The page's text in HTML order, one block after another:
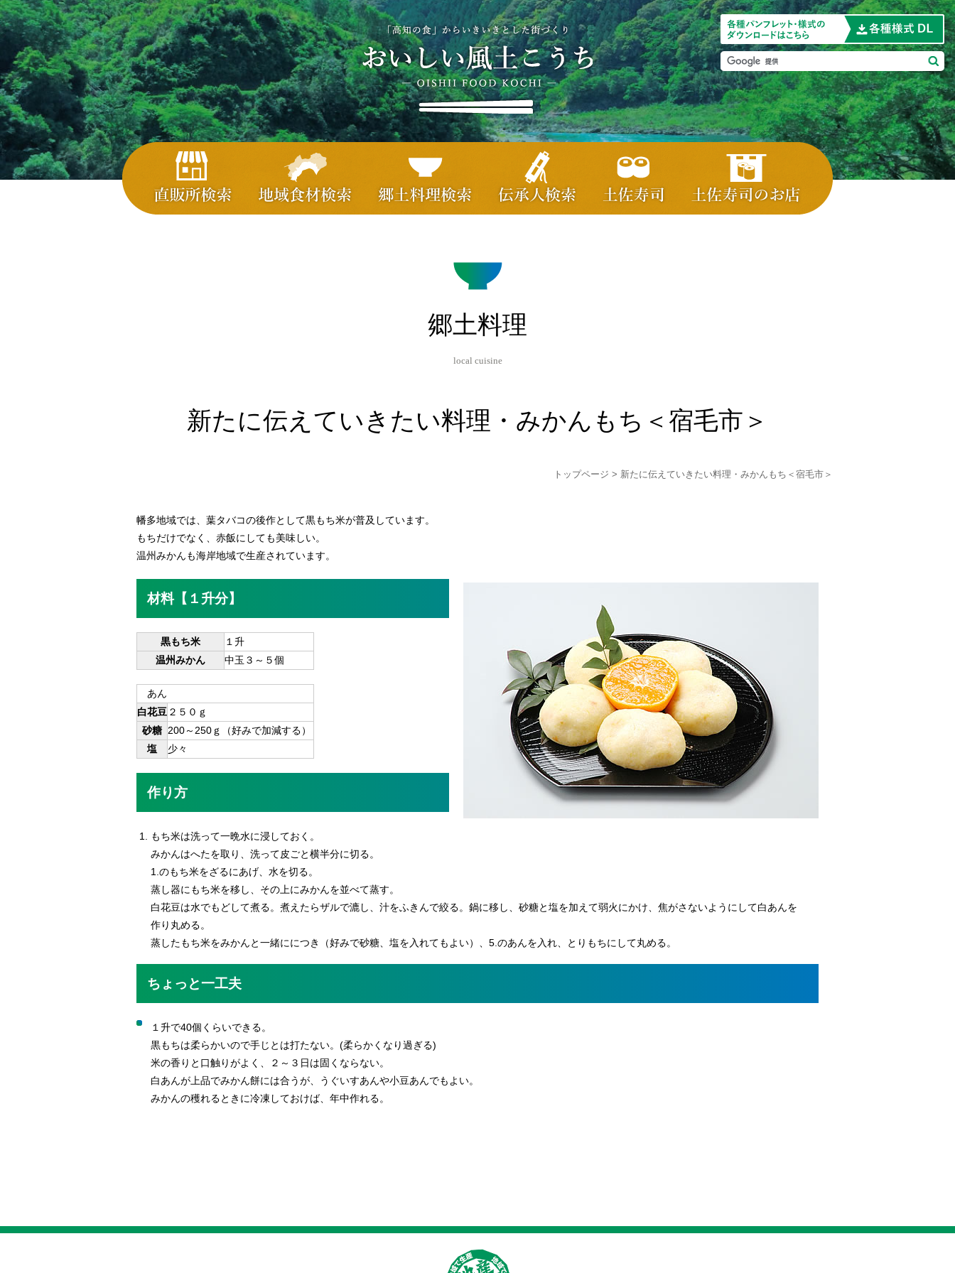
郷土料理
local cuisine
新たに伝えていきたい料理・みかんもち＜宿毛市＞
トップページ > 新たに伝えていきたい料理・みかんもち＜宿毛市＞
幡多地域では、葉タバコの後作として黒もち米が普及しています。
もちだけでなく、赤飯にしても美味しい。
温州みかんも海岸地域で生産されています。
材料【１升分】
黒もち米
１升
温州みかん
中玉３～５個
あん
白花豆 ２５０ｇ
砂糖 200～250ｇ（好みで加減する）
塩
少々
作り方
もち米は洗って一晩水に浸しておく。
みかんはへたを取り、洗って皮ごと横半分に切る。
1.のもち米をざるにあげ、水を切る。
蒸し器にもち米を移し、その上にみかんを並べて蒸す。
白花豆は水でもどして煮る。煮えたらザルで漉し、汁をふきんで絞る。鍋に移し、砂糖と塩を加えて弱火にかけ、焦がさないようにして白あんを
作り丸める。
蒸したもち米をみかんと一緒ににつき（好みで砂糖、塩を入れてもよい）、5.のあんを入れ、とりもちにして丸める。
ちょっと一工夫
１升で40個くらいできる。
黒もちは柔らかいので手じとは打たない。(柔らかくなり過ぎる)
米の香りと口触りがよく、２～３日は固くならない。
白あんが上品でみかん餅には合うが、うぐいすあんや小豆あんでもよい。
みかんの穫れるときに冷凍しておけば、年中作れる。